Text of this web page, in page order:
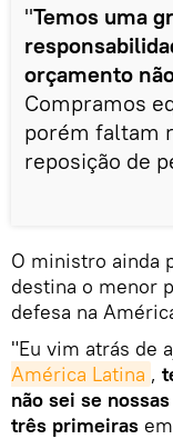
"Temos uma
orçamento
Compramos
porém faltam
reposição de
O ministro ainda
destina o menor
defesa na
"Eu vim atrás de
América Latina ,
não sei se
três primeiras